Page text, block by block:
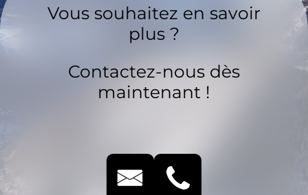
Vous souhaitez en savoir
plus ?
Contactez-nous dès
maintenant !